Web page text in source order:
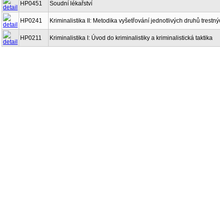
HP0451 Soudní lékařství
HP0241 Kriminalistika II: Metodika vyšetřování jednotlivých druhů
HP0211 Kriminalistika I: Úvod do kriminalistiky a kriminalistická taktika